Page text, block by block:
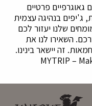
פרטיים
ג'יפים בנהיגה עצמית
שלנו יעזור לכם
השאירו לנו את
זה יישאר בינינו.
MYTRIP –